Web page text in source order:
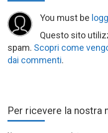
You must be
Questo sito
spam. Scopri come
dai commenti.
Per ricevere la